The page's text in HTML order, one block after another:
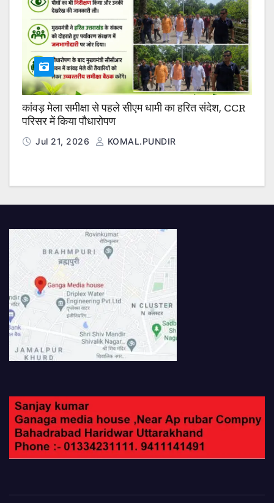
कांवड़ मेला समीक्षा से पहले सीएम धामी का हरित संदेश, CCR
परिसर में किया पौधारोपण
Jul 21, 2026 KOMAL.PUNDIR